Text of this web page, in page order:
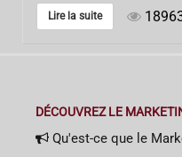
Lire la suite
DÉCOUVREZ LE
Qu'est-ce que le